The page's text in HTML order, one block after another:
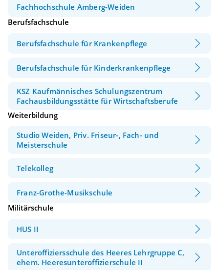
Fachhochschule Amberg-Weiden
Berufsfachschule
Berufsfachschule für Krankenpflege
Berufsfachschule für Kinderkrankenpflege
KSZ Kaufmännisches Schulungszentrum
Fachausbildungsstätte für Wirtschaftsberufe
Weiterbildung
Studio Weiden, Priv. Friseur-, Fach- und
Meisterschule
Telekolleg
Franz-Grothe-Musikschule
Militärschule
HUS II
Unteroffiziersschule des Heeres Lehrgruppe C,
ehem. Heeresunteroffizierschule II